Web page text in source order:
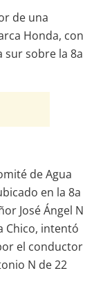
de una
Honda, con
sur sobre la 8a
de Agua
en la 8a
José Ángel N
Chico, intentó
el conductor
N de 22